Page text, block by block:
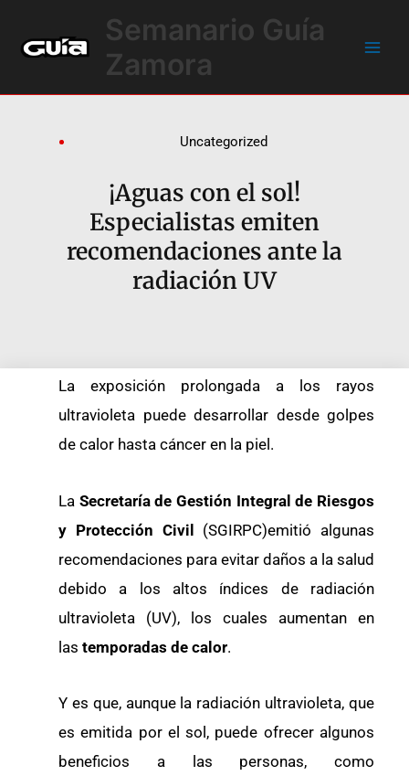
contenido
Semanario Guía
Zamora
Uncategorized
¡Aguas con el sol!
Especialistas emiten
recomendaciones ante la
radiación UV
La exposición prolongada a los rayos
ultravioleta puede desarrollar desde golpes
de calor hasta cáncer en la piel.
La Secretaría de Gestión Integral de Riesgos
y Protección Civil (SGIRPC)emitió algunas
recomendaciones para evitar daños a la salud
debido a los altos índices de radiación
ultravioleta (UV), los cuales aumentan en
las temporadas de calor.
Y es que, aunque la radiación ultravioleta, que
es emitida por el sol, puede ofrecer algunos
beneficios a las personas, como